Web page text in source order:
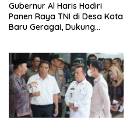
Gubernur Al Haris Hadiri
Panen Raya TNI di Desa Kota
Baru Geragai, Dukung